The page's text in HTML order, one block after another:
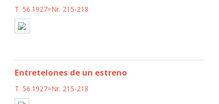
T. 56.1927=Nr. 215-218
Entretelones de un estreno
T. 56.1927=Nr. 215-218